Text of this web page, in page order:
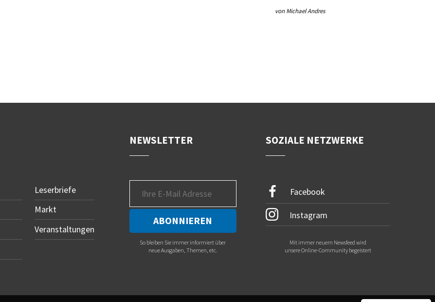
von Michael Andres
Leserbriefe
Markt
Veranstaltungen
NEWSLETTER
So bleiben Sie immer informiert über
neue Ausgaben, Themen, etc.
SOZIALE NETZWERKE
Facebook
Instagram
Mit immer neuem Newsfeed wird
unsere Online-Community begeistert